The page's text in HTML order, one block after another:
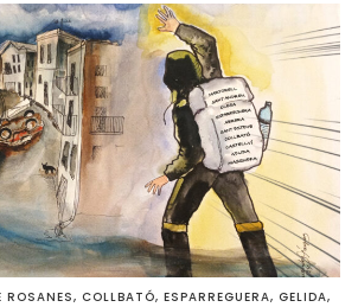
ROSANES, COLLBATÓ, ESPARREGUERA, GELIDA,